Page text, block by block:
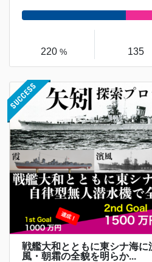
220 % 135
戦艦大和とともに東シナ海
風・朝霜の全貌を明らか...